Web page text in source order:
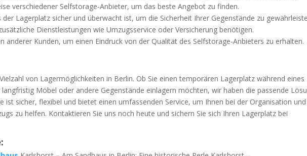
verschiedener Selfstorage-Anbieter, um das beste Angebot zu finden.
der Lagerplatz sicher und überwacht ist, um die Sicherheit Ihrer Gegenstände zu
Dienstleistungen wie Umzugsservice oder Versicherung benötigen.
anderer Kunden, um einen Eindruck von der Qualität des Selfstorage-Anbieters zu erhalten.
von Lagermöglichkeiten in Berlin. Ob Sie einen temporären Lagerplatz während eines
Möbel oder andere Gegenstände einlagern möchten, wir haben die passende
ist sicher, flexibel und bietet einen umfassenden Service, um Ihnen bei der Organisation und
zu helfen. Kontaktieren Sie uns noch heute und sichern Sie sich Ihren Lagerplatz bei